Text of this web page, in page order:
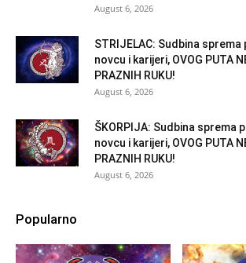
August 6, 2026
STRIJELAC: Sudbina
novcu i karijeri, OVOG PUTA
PRAZNIH RUKU!
August 6, 2026
ŠKORPIJA: Sudbina sprema
novcu i karijeri, OVOG PUTA
PRAZNIH RUKU!
August 6, 2026
Popularno